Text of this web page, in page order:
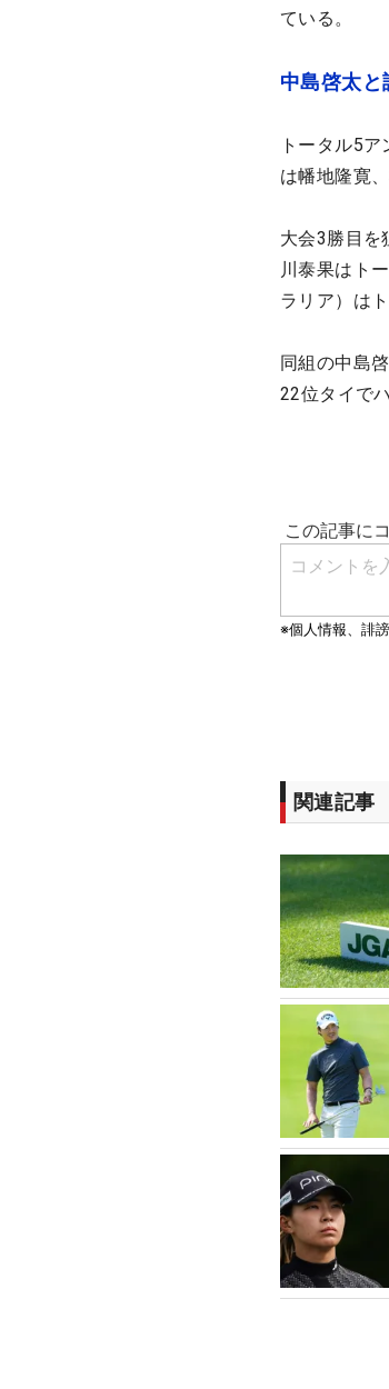
ている。
中島啓太と
トータル5
は幡地隆寛
大会3勝目を
川泰果はト
ラリア）は
同組の中島
22位タイで
関連記事